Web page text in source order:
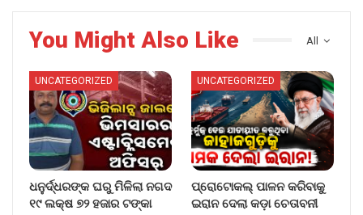
All
You Might Also Like
UNCATEGORIZED
ଧନୁର୍ଦ୍ଧରଙ୍କ ଘରୁ ମିଳିଲା ନଗଦ
୧୯ ଲକ୍ଷ ୭୨ ହଜାର ଟଙ୍କା
UNCATEGORIZED
ପ୍ରୋଟୋକଲ୍ ପାଳନ କରିବାକୁ
ଇରାନ ଦେଲା କଡ଼ା ଚେତାବନୀ